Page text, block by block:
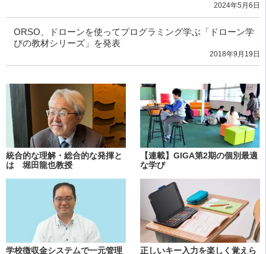
2024年5月6日
ORSO、ドローンを使ってプログラミング学ぶ「ドローン学
びの教材シリーズ」を発表
2018年9月19日
統合的な理解・総合的な発揮と
は 堀田龍也教授
【連載】GIGA第2期の個別最適
な学び
学校徴収金システムで一元管理
正しいキー入力を楽しく覚えら